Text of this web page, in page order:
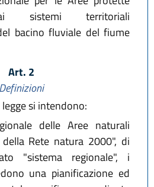
sistemi territoriali
bacino fluviale del fiume
Art. 2
Definizioni
si intendono:
delle Aree naturali
Rete natura 2000", di
"sistema regionale", i
una pianificazione ed